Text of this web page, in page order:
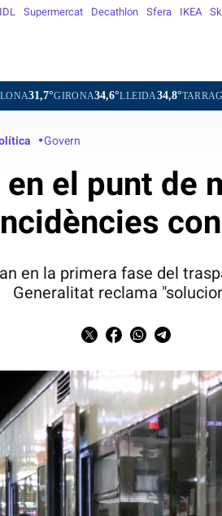
Supermercat Decathlon Sfera IKEA
34,6°LLEIDA34,8°TARRAGONA30,9°
Govern
en el punt
en la primera fase del
Generalitat reclama